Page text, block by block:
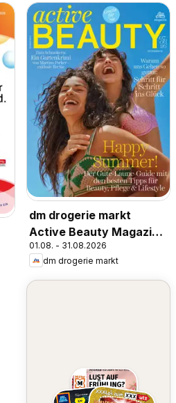
dm drogerie markt
Active Beauty Magazin
07,08/2026
01.08. - 31.08.2026
dm drogerie markt